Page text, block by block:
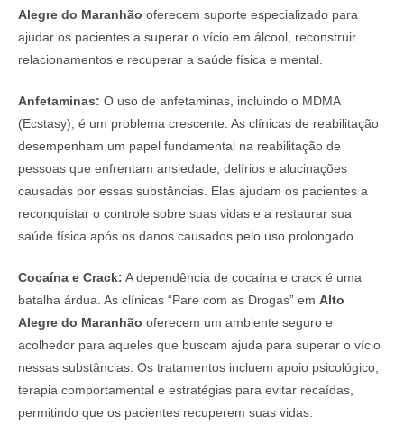
Alegre do Maranhão oferecem suporte especializado para
ajudar os pacientes a superar o vício em álcool, reconstruir
relacionamentos e recuperar a saúde física e mental.
Anfetaminas: O uso de anfetaminas, incluindo o MDMA
(Ecstasy), é um problema crescente. As clínicas de reabilitação
desempenham um papel fundamental na reabilitação de
pessoas que enfrentam ansiedade, delírios e alucinações
causadas por essas substâncias. Elas ajudam os pacientes a
reconquistar o controle sobre suas vidas e a restaurar sua
saúde física após os danos causados pelo uso prolongado.
Cocaína e Crack: A dependência de cocaína e crack é uma
batalha árdua. As clínicas “Pare com as Drogas” em Alto
Alegre do Maranhão oferecem um ambiente seguro e
acolhedor para aqueles que buscam ajuda para superar o vício
nessas substâncias. Os tratamentos incluem apoio psicológico,
terapia comportamental e estratégias para evitar recaídas,
permitindo que os pacientes recuperem suas vidas.